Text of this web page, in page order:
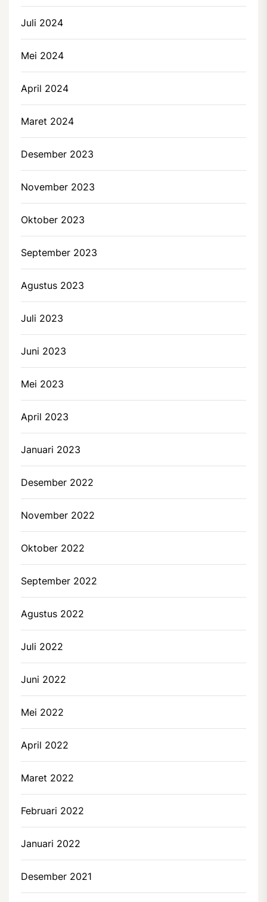
Juli 2024
Mei 2024
April 2024
Maret 2024
Desember 2023
November 2023
Oktober 2023
September 2023
Agustus 2023
Juli 2023
Juni 2023
Mei 2023
April 2023
Januari 2023
Desember 2022
November 2022
Oktober 2022
September 2022
Agustus 2022
Juli 2022
Juni 2022
Mei 2022
April 2022
Maret 2022
Februari 2022
Januari 2022
Desember 2021